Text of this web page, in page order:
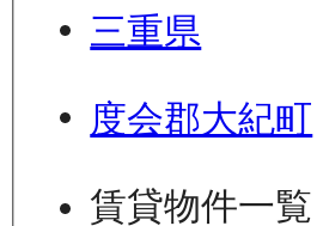
三重県
度会郡大紀町
賃貸物件一覧